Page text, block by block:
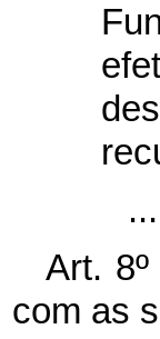
Art.
com as